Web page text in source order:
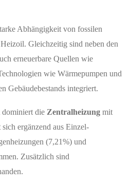
Abhängigkeit von fossilen
Gleichzeitig sind neben den
erneuerbare Quellen wie
wie Wärmepumpen und
Gebäudebestands integriert.
die Zentralheizung mit
ergänzend aus Einzel-
(7,21%) und
Zusätzlich sind